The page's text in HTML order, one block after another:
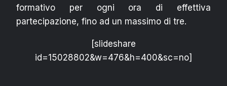
formativo per ogni ora di effettiva
partecipazione, fino ad un massimo di tre.
[slideshare
id=15028802&w=476&h=400&sc=no]